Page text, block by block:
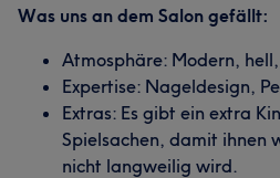
Was uns an dem Salon gefällt:
Atmosphäre: Modern,
Expertise: Nageldesign,
Extras: Es gibt ein extra
Spielsachen, damit ihnen
nicht langweilig wird.